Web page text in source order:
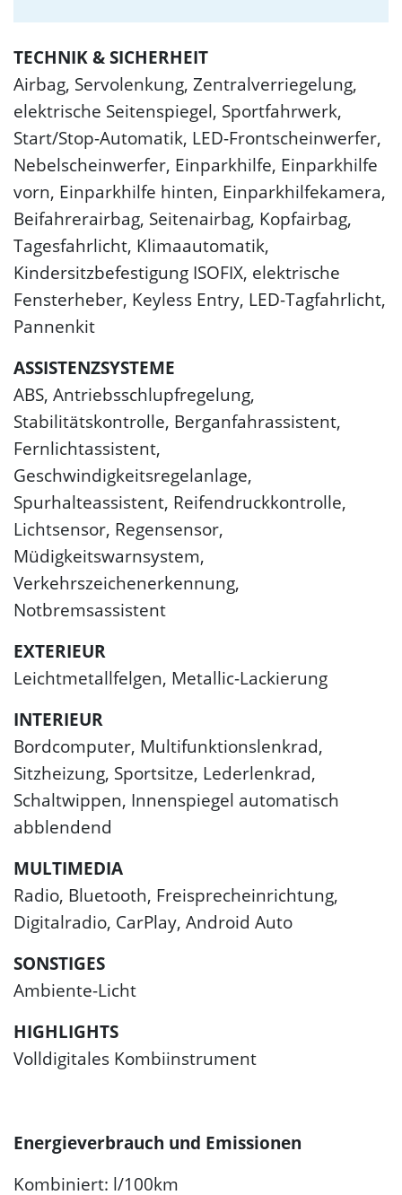
TECHNIK & SICHERHEIT
Airbag, Servolenkung, Zentralverriegelung,
elektrische Seitenspiegel, Sportfahrwerk,
Start/Stop-Automatik, LED-Frontscheinwerfer,
Nebelscheinwerfer, Einparkhilfe, Einparkhilfe
vorn, Einparkhilfe hinten, Einparkhilfekamera,
Beifahrerairbag, Seitenairbag, Kopfairbag,
Tagesfahrlicht, Klimaautomatik,
Kindersitzbefestigung ISOFIX, elektrische
Fensterheber, Keyless Entry, LED-Tagfahrlicht,
Pannenkit
ASSISTENZSYSTEME
ABS, Antriebsschlupfregelung,
Stabilitätskontrolle, Berganfahrassistent,
Fernlichtassistent,
Geschwindigkeitsregelanlage,
Spurhalteassistent, Reifendruckkontrolle,
Lichtsensor, Regensensor,
Müdigkeitswarnsystem,
Verkehrszeichenerkennung,
Notbremsassistent
EXTERIEUR
Leichtmetallfelgen, Metallic-Lackierung
INTERIEUR
Bordcomputer, Multifunktionslenkrad,
Sitzheizung, Sportsitze, Lederlenkrad,
Schaltwippen, Innenspiegel automatisch
abblendend
MULTIMEDIA
Radio, Bluetooth, Freisprecheinrichtung,
Digitalradio, CarPlay, Android Auto
SONSTIGES
Ambiente-Licht
HIGHLIGHTS
Volldigitales Kombiinstrument
Energieverbrauch und Emissionen
Kombiniert: l/100km